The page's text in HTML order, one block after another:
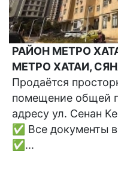
РАЙОН МЕТРО
МЕТРО ХАТАИ,
Продаётся
помещение общей
адресу ул. Сенан
✅ Все документы
✅...